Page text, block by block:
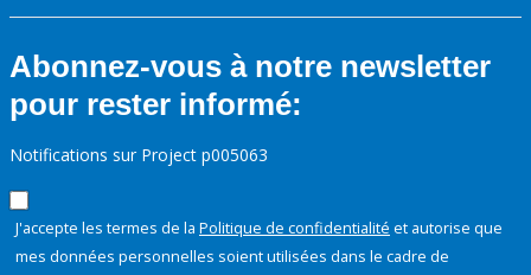
Abonnez-vous à notre newsletter
pour rester informé:
Notifications sur Project p005063
J'accepte les termes de la Politique de confidentialité et autorise que
mes données personnelles soient utilisées dans le cadre de